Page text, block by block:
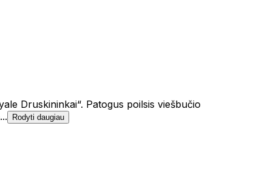
Druskininkai“. Patogus poilsis viešbučio
Rodyti daugiau